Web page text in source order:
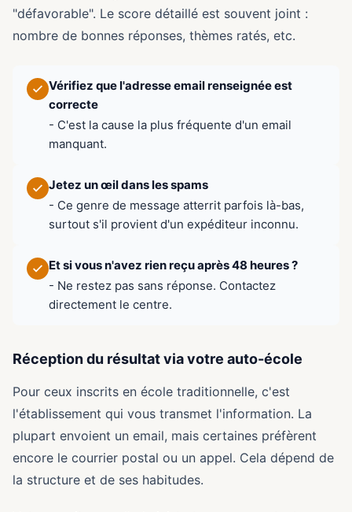
"défavorable". Le score détaillé est souvent joint :
nombre de bonnes réponses, thèmes ratés, etc.
Vérifiez que l'adresse email renseignée est
correcte
- C'est la cause la plus fréquente d'un email
manquant.
Jetez un œil dans les spams
- Ce genre de message atterrit parfois là-bas,
surtout s'il provient d'un expéditeur inconnu.
Et si vous n'avez rien reçu après 48 heures ?
- Ne restez pas sans réponse. Contactez
directement le centre.
Réception du résultat via votre auto-école
Pour ceux inscrits en école traditionnelle, c'est
l'établissement qui vous transmet l'information. La
plupart envoient un email, mais certaines préfèrent
encore le courrier postal ou un appel. Cela dépend de
la structure et de ses habitudes.